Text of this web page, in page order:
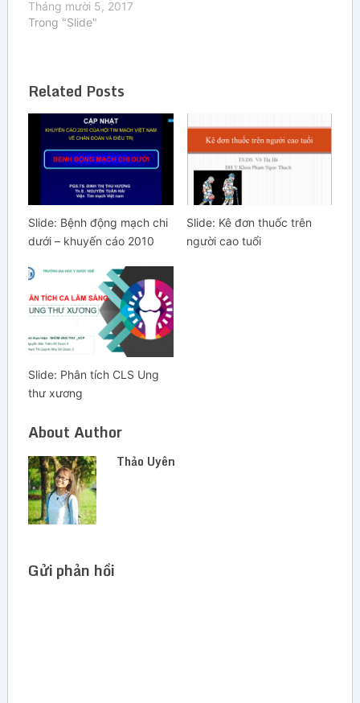
Tháng mười 5, 2017
Trong "Slide"
Related Posts
Slide: Bệnh động mạch chi
dưới – khuyến cáo 2010
Slide: Kê đơn thuốc trên
người cao tuổi
Slide: Phân tích CLS Ung
thư xương
About Author
Thảo Uyên
Gửi phản hồi